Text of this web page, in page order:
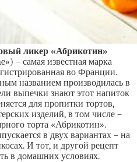
ликер «Абрикотин»
– самая известная марка
во Франции.
названием производилась в
выпечки знают этот напиток
для пропитки тортов,
изделий, в том числе –
торта «Абрикотин».
в двух вариантах – на
И тот, и другой рецепт
в домашних условиях.